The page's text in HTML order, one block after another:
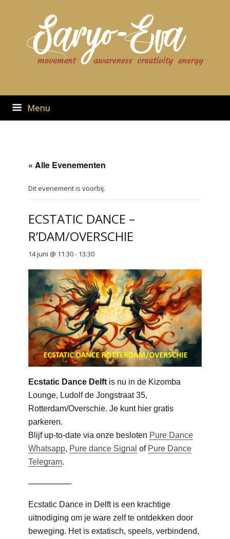
Menu
« Alle Evenementen
Dit evenement is voorbij.
ECSTATIC DANCE –
R’DAM/OVERSCHIE
14 juni @ 11:30- 13:30
Ecstatic Dance Delft is nu in de Kizomba
Lounge, Ludolf de Jongstraat 35,
Rotterdam/Overschie. Je kunt hier gratis
parkeren.
Blijf up-to-date via onze besloten Pure Dance
Whatsapp, Pure dance Signal of Pure Dance
Telegram.
—————-
Ecstatic Dance in Delft is een krachtige
uitnodiging om je ware zelf te ontdekken door
beweging. Het is extatisch, speels, verbindend,